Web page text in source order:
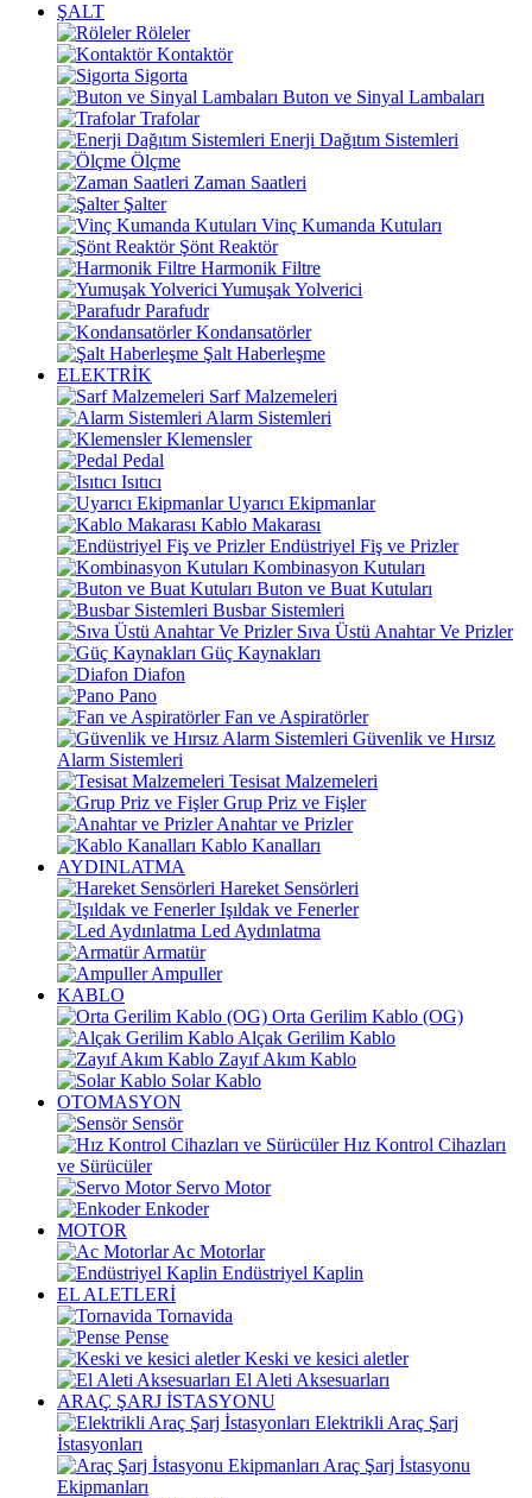
ŞALT
Röleler
Kontaktör
Sigorta
Buton ve Sinyal Lambaları
Trafolar
Enerji Dağıtım Sistemleri
Ölçme
Zaman Saatleri
Şalter
Vinç Kumanda Kutuları
Şönt Reaktör
Harmonik Filtre
Yumuşak Yolverici
Parafudr
Kondansatörler
Şalt Haberleşme
ELEKTRİK
Sarf Malzemeleri
Alarm Sistemleri
Klemensler
Pedal
Isıtıcı
Uyarıcı Ekipmanlar
Kablo Makarası
Endüstriyel Fiş ve Prizler
Kombinasyon Kutuları
Buton ve Buat Kutuları
Busbar Sistemleri
Sıva Üstü Anahtar Ve Prizler
Güç Kaynakları
Diafon
Pano
Fan ve Aspiratörler
Güvenlik ve Hırsız
Alarm Sistemleri
Tesisat Malzemeleri
Grup Priz ve Fişler
Anahtar ve Prizler
Kablo Kanalları
AYDINLATMA
Hareket Sensörleri
Işıldak ve Fenerler
Led Aydınlatma
Armatür
Ampuller
KABLO
Orta Gerilim Kablo (OG)
Alçak Gerilim Kablo
Zayıf Akım Kablo
Solar Kablo
OTOMASYON
Sensör
Hız Kontrol Cihazları
ve Sürücüler
Servo Motor
Enkoder
MOTOR
Ac Motorlar
Endüstriyel Kaplin
EL ALETLERİ
Tornavida
Pense
Keski ve kesici aletler
El Aleti Aksesuarları
ARAÇ ŞARJ İSTASYONU
Elektrikli Araç Şarj
İstasyonları
Araç Şarj İstasyonu
Ekipmanları